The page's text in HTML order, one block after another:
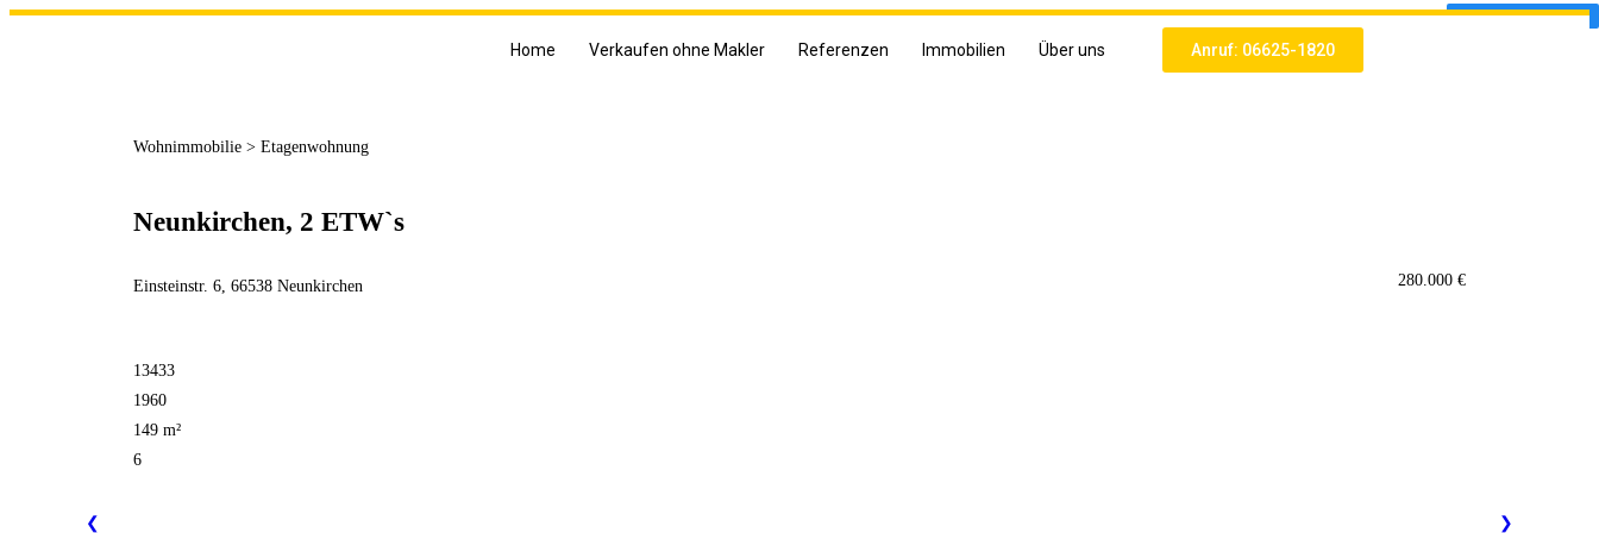
Home Verkaufen ohne Makler Referenzen Immobilien Über uns Anruf: 06625-1820
Wohnimmobilie > Etagenwohnung
ZU VERKAUFEN
Neunkirchen, 2 ETW`s
Einsteinstr. 6, 66538 Neunkirchen 280.000 €
13433
1960
149 m²
6
❮ ❯